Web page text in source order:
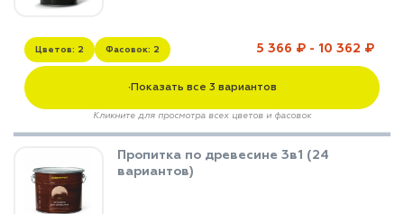
Цветов: 2 Фасовок: 2 5 366 ₽ - 10 362 ₽
▼Показать все 3 вариантов
Кликните для просмотра всех цветов и фасовок
Пропитка по древесине 3в1 (24
вариантов)